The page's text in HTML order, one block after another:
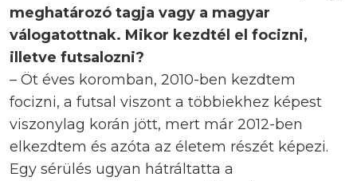
meghatározó tagja vagy a magyar
válogatottnak. Mikor kezdtél el focizni,
illetve futsalozni?
– Öt éves koromban, 2010-ben kezdtem
focizni, a futsal viszont a többiekhez képest
viszonylag korán jött, mert már 2012-ben
elkezdtem és azóta az életem részét képezi.
Egy sérülés ugyan hátráltatta a